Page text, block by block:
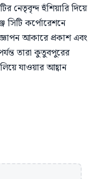
নেতৃবৃন্দ হুঁশিয়ারি দিয়ে
সিটি কর্পোরেশনে
আকারে প্রকাশ এবং
তারা কুতুবপুরের
যাওয়ার আহ্বান